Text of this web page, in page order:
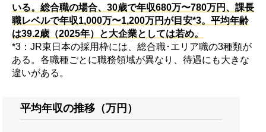
いる。総合職の場合、30歳で年収680万〜780万円、課長
職レベルで年収1,000万〜1,200万円が目安*3。平均年齢
は39.2歳（2025年）と大企業としては若め。
*3：JR東日本の採用枠には、総合職･エリア職の3種類が
ある。各職種ごとに職務領域が異なり、待遇にも大きな
違いがある。
平均年収の推移（万円）